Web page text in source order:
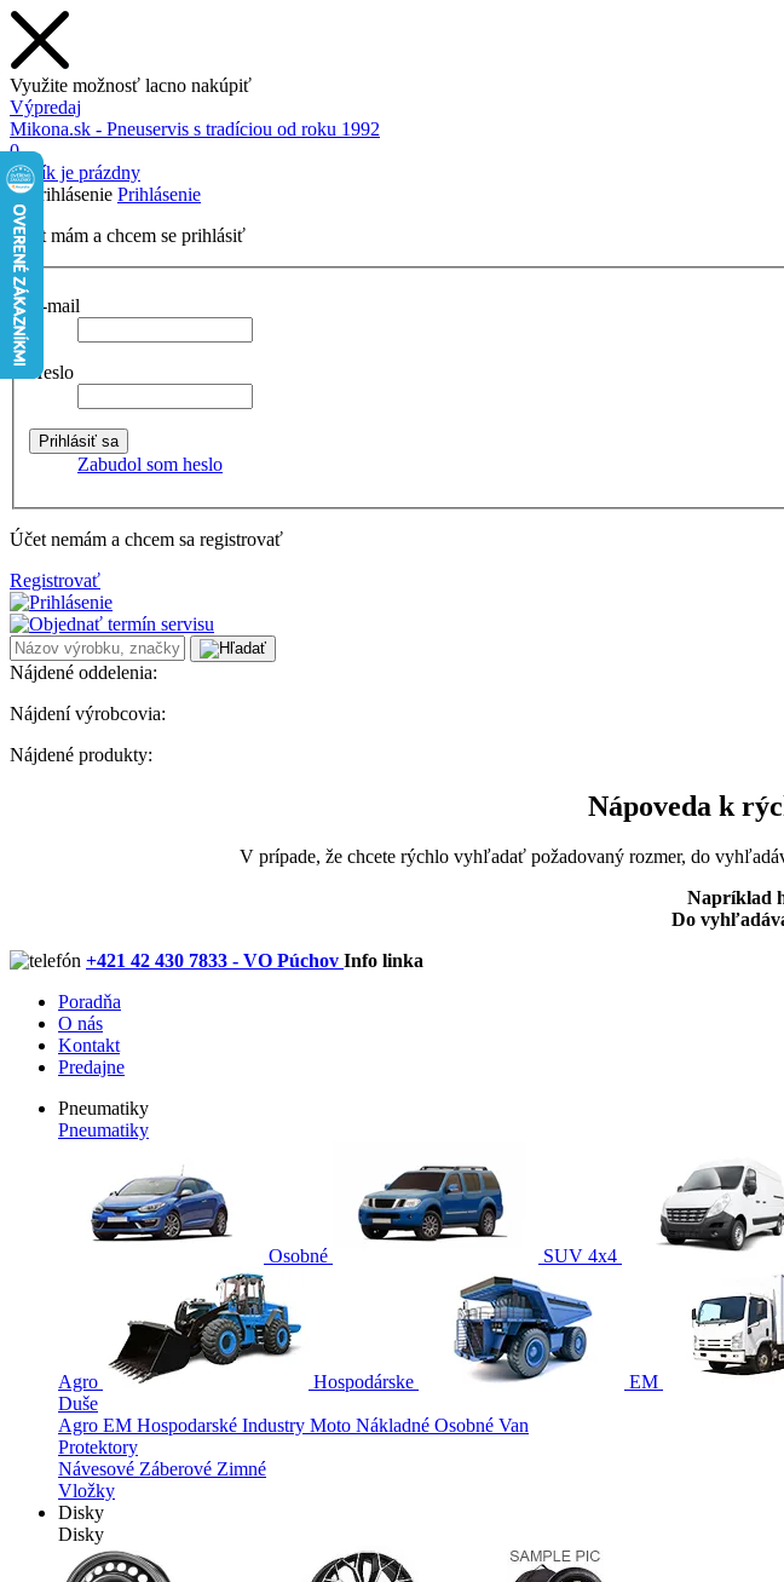
Využite možnosť lacno nakúpiť
Výpredaj
Mikona.sk - Pneuservis s tradíciou od roku 1992
0
Košík je prázdny
Prihlásenie
Účet mám a chcem se prihlásiť
E-mail
Heslo
Zabudol som heslo
Účet nemám a chcem sa registrovať
Registrovať
Nájdené oddelenia:
Nájdení výrobcovia:
Nájdené produkty:
Nápoveda k
V prípade, že chcete rýchlo vyhľadať požadovaný rozmer, do
Napríklad
Do
+421 42 430 7833 - VO Púchov Info linka
Poradňa
O nás
Kontakt
Predajne
Pneumatiky
Pneumatiky
Osobné SUV 4x4
Agro Hospodárske EM
Duše
Agro EM Hospodarské Industry Moto Nákladné Osobné Van
Protektory
Návesové Záberové Zimné
Vložky
Disky
Disky